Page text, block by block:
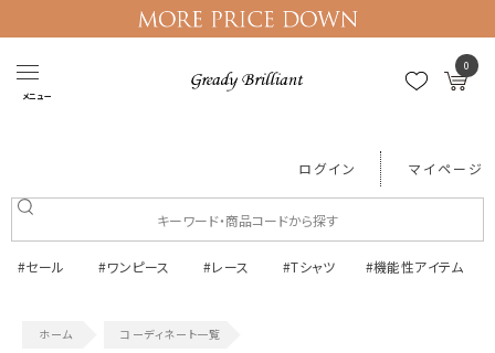
メニュー
0
ログイン マイページ
#セール #ワンピース #レース #Tシャツ #機能性アイテム
コーディネート一覧